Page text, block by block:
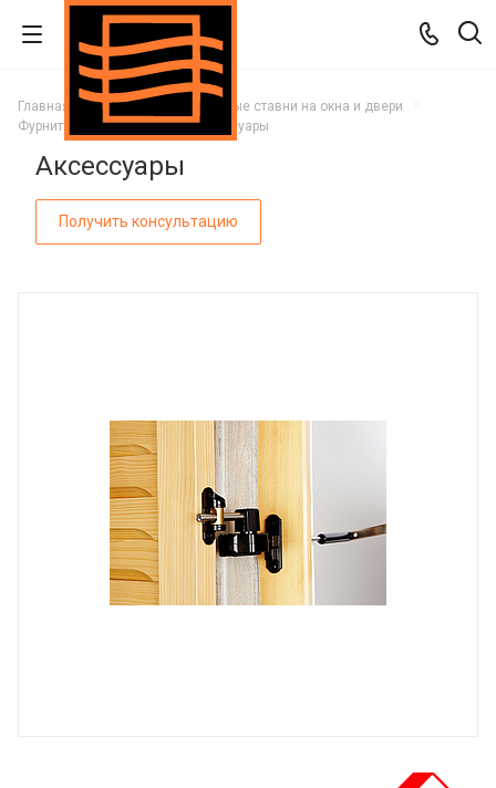
Главная Каталог
Деревянные ставни на окна и двери
Фурнитура для ставней
Аксессуары
Аксессуары
Получить консультацию